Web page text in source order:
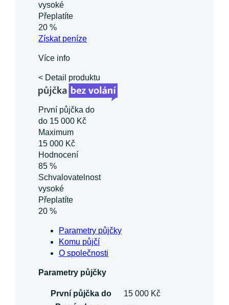
vysoké
Přeplatíte
20 %
Získatpeníze
Více info
< Detail produktu
První půjčka do
do 15 000 Kč
Maximum
15 000 Kč
Hodnocení
85 %
Schvalovatelnost
vysoké
Přeplatíte
20 %
Parametry půjčky
Komu půjčí
O společnosti
Parametry půjčky
První půjčka do
15 000 Kč